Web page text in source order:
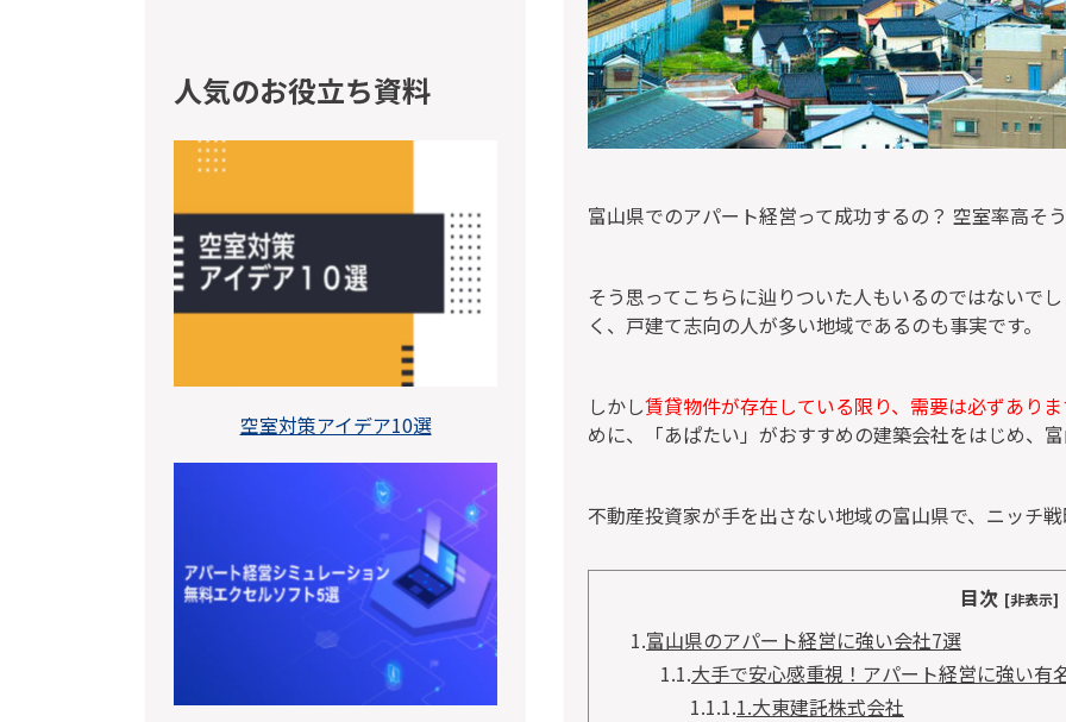
人気のお役立ち資料
空室対策アイデア10選
富山県でのアパート経営って成功するの？ 空室率高そ
そう思ってこちらに辿りついた人もいるのではないで
く、戸建て志向の人が多い地域であるのも事実です。
しかし賃貸物件が存在している限り、需要は必ずありま
めに、「あぱたい」がおすすめの建築会社をはじめ、
不動産投資家が手を出さない地域の富山県で、ニッチ戦
目次 [非表示]
1.富山県のアパート経営に強い会社7選
1.1.大手で安心感重視！アパート経営に強い有
1.1.1.1.大東建託株式会社